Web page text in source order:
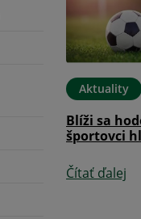
Aktuality
Blíži sa
športovci
Čítať ďalej